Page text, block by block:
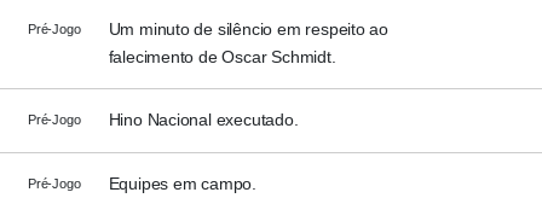
Pré-Jogo
Um minuto de silêncio em respeito ao
falecimento de Oscar Schmidt.
Pré-Jogo Hino Nacional executado.
Pré-Jogo Equipes em campo.